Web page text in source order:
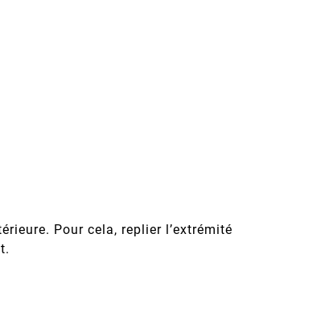
Pour cela, replier l’extrémité